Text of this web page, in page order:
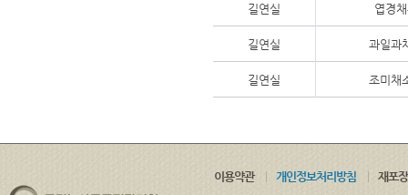
길연실 엽경
길연실 과일과
길연실 조미채
이용약관 개인정보처리방침 재포